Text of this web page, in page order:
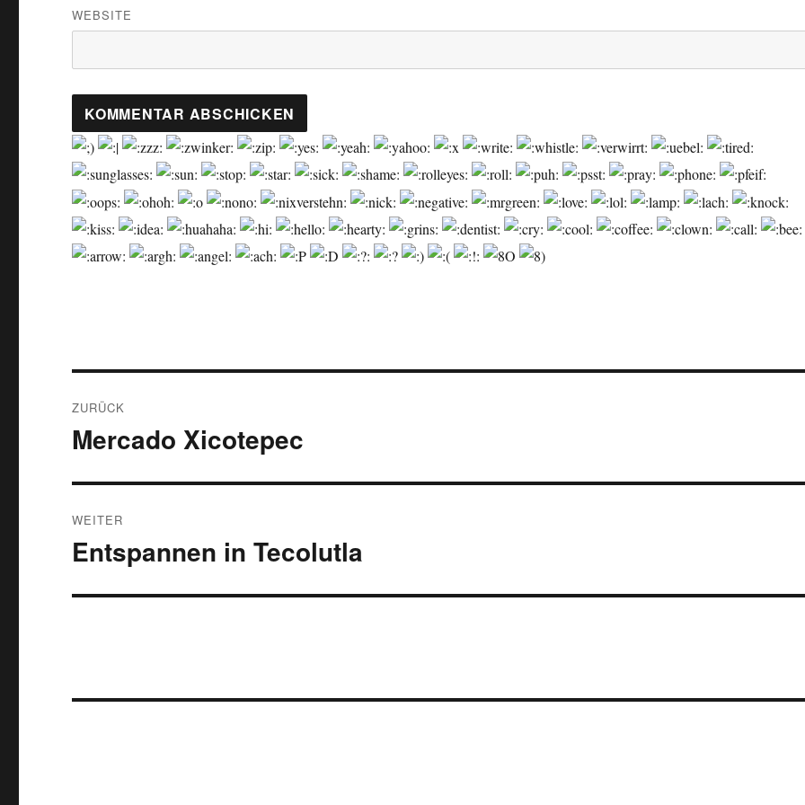
WEBSITE
ZURÜCK
Vorheriger
Mercado Xicotepec
WEITER
Nächster
Entspannen in Tecolutla